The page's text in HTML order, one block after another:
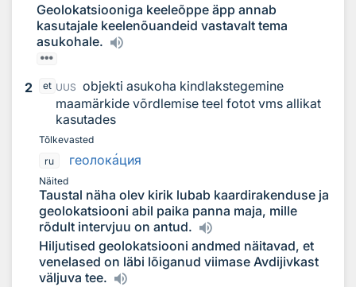
Geolokatsiooniga keeleõppe äpp annab
kasutajale keelenõuandeid vastavalt tema
asukohale.
2 et UUS
objekti asukoha kindlakstegemine
maamärkide võrdlemise teel fotot vms allikat
kasutades
Tõlkevasted
ru
геолокация
Näited
Taustal näha olev kirik lubab kaardirakenduse ja
geolokatsiooni abil paika panna maja, mille
rõdult intervjuu on antud.
Hiljutised geolokatsiooni andmed näitavad, et
venelased on läbi lõiganud viimase Avdijivkast
väljuva tee.